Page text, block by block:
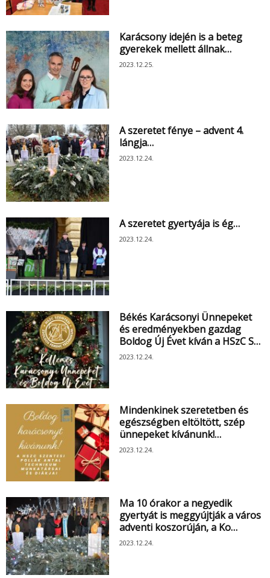
Karácsony idején is a beteg
gyerekek mellett állnak…
2023.12.25.
A szeretet fénye – advent 4.
lángja…
2023.12.24.
A szeretet gyertyája is ég…
2023.12.24.
Békés Karácsonyi Ünnepeket
és eredményekben gazdag
Boldog Új Évet kíván a HSzC S…
2023.12.24.
Mindenkinek szeretetben és
egészségben eltöltött, szép
ünnepeket kívánunk!…
2023.12.24.
Ma 10 órakor a negyedik
gyertyát is meggyújtják a város
adventi koszorúján, a Ko…
2023.12.24.